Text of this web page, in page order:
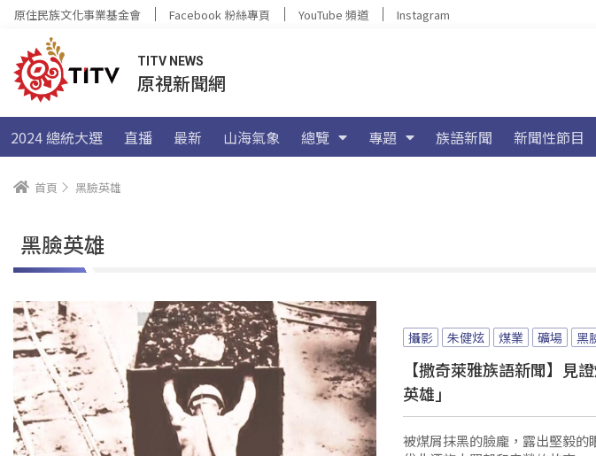
原住民族文化事業基金會 Facebook 粉絲專頁 YouTube 頻道 Instagram
TITV NEWS
原視新聞網
2024 總統大選 直播 最新 山海氣象 總覽 專題 族語新聞 新聞性節目
首頁 黑臉英雄
黑臉英雄
攝影 朱健炫 煤業 礦場 黑
【撒奇萊雅族語新聞】見
英雄」
被煤屑抹黑的臉龐，露出堅毅